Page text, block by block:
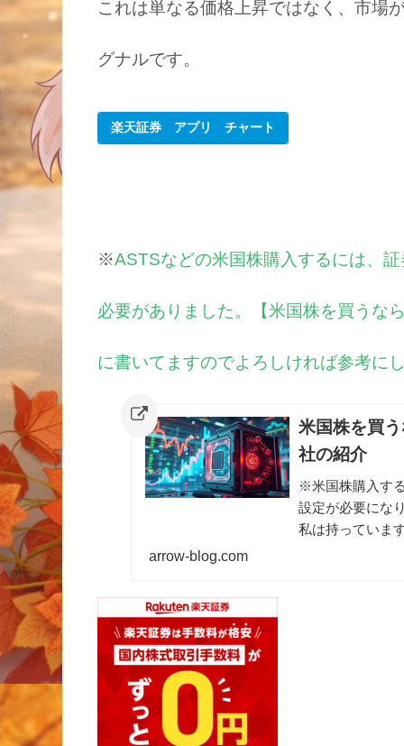
これは単なる価格上昇ではなく、市場
グナルです。
楽天証券 アプリ チャート
※ASTSなどの米国株購入するには、
必要がありました。【米国株を買うな
に書いてますのでよろしければ参考に
米国株を買
社の紹介
※米国株購入す
設定が必要にな
私は持っていま
arrow-blog.com